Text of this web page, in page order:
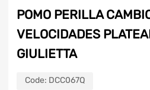
POMO PERILLA
VELOCIDADES
GIULIETTA
Code: DCC067Q